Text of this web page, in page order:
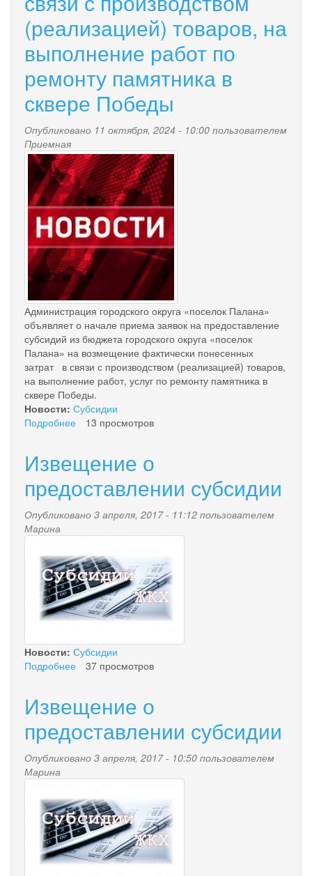
крае.
(реализацией) товаров, на
выполнение работ по
ремонту памятника в
сквере Победы
Опубликовано 11 октября, 2024 - 10:00 пользователем
Приемная
news-
palana.jpg
Администрация городского округа «поселок Палана»
объявляет о начале приема заявок на предоставление
субсидий из бюджета городского округа «поселок
Палана» на возмещение фактически понесенных
затрат в связи с производством (реализацией) товаров,
на выполнение работ, услуг по ремонту памятника в
сквере Победы.
Новости: Субсидии
Подробнее
заявок
предоставление
из
бюджета
округа
«поселок
Палана»
на
возмещение
понесенных
затрат
с
производством
(реализацией)
товаров,
на
по
ремонту
памятника
в
сквере
Победы
13 просмотров
Извещение о
предоставлении субсидии
Опубликовано 3 апреля, 2017 - 11:12 пользователем
Марина
subsidii_zhkh.jpg
Новости: Субсидии
Подробнее
предоставлении
субсидии
37 просмотров
Извещение о
предоставлении субсидии
Опубликовано 3 апреля, 2017 - 10:50 пользователем
Марина
subsidii_zhkh.jpg